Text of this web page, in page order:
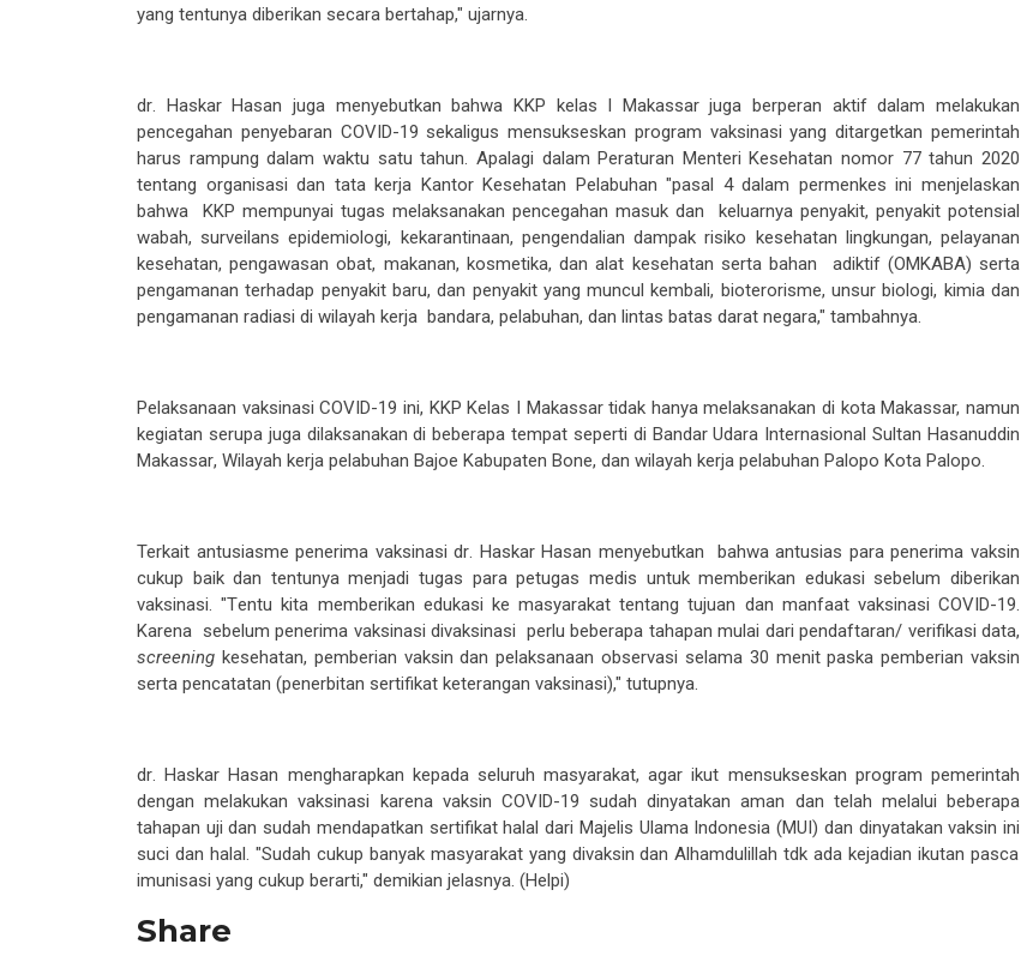
yang tentunya diberikan secara bertahap," ujarnya.
dr Haskar Hasan juga menyebutkanbahwa KKP kelas I Makassar jugaberperan aktifdalam melakukan
pencegahan penyebaran COVID-19 sekaligus mensukseskan program vaksinasi yang ditargetkan pemerintah
harus rampungdalam waktu satu tahun. Apalagi dalamPeraturan Menteri Kesehatan nomor 77 tahun 2020
tentang organisasi dan tata kerja KantorKesehatan Pelabuhan "pasal 4dalam permenkes ini menjelaskan
bahwa KKP mempunyai tugas melaksanakan pencegahan masuk dan keluarnya penyakit, penyakit potensial
wabah, surveilans epidemiologi, kekarantinaan, pengendalian dampak risiko kesehatan lingkungan, pelayanan
kesehatan, pengawasan obat, makanan, kosmetika, dan alat kesehatan serta bahan adiktif (OMKABA) serta
pengamanan terhadap penyakit baru, dan penyakit yang muncul kembali, bioterorisme, unsur biologi, kimia dan
pengamanan radiasi di wilayah kerja bandara, pelabuhan, dan lintas batas darat negara," tambahnya.
Pelaksanaan vaksinasi COVID-19 ini, KKPKelas I Makassar tidak hanya melaksanakan di kota Makassar, namun
kegiatan serupa juga dilaksanakandi beberapa tempat seperti di BandarUdara InternasionalSultan Hasanuddin
Makassar, Wilayah kerja pelabuhan Bajoe Kabupaten Bone, dan wilayah kerja pelabuhan Palopo Kota Palopo
Terkait antusiasme penerima vaksinasi dr Haskar Hasan menyebutkan bahwa antusias para penerima vaksin
cukup baik dan tentunya menjadi tugas parapetugas medis untuk memberikan edukasi sebelum diberikan
vaksinasi.
"Tentu kita memberikan edukasi ke masyarakat tentang tujuan dan manfaat vaksinasi COVID-19.
Karena sebelum penerima vaksinasi divaksinasi perlu beberapa tahapan mulai dari pendaftaran/ verifikasi data,
screening kesehatan, pemberian vaksin danpelaksanaanobservasi selama 30 menit paska pemberian vaksin
serta pencatatan (penerbitan sertifikat keterangan vaksinasi)," tutupnya.
dr Haskar Hasan mengharapkan kepada seluruh masyarakat, agar ikut mensukseskan program pemerintah
dengan melakukan vaksinasi karena vaksin COVID-19 sudah dinyatakan aman dan telah melalui beberapa
tahapan uji dan sudah mendapatkan sertifikat halal dari Majelis Ulama Indonesia (MUI) dan dinyatakan vaksin ini
suci dan halal "Sudah cukup banyak masyarakat yang divaksin dan Alhamdulillah tdk ada kejadian ikutan pasca
imunisasi yang cukup berarti," demikian jelasnya. (Helpi)
Share